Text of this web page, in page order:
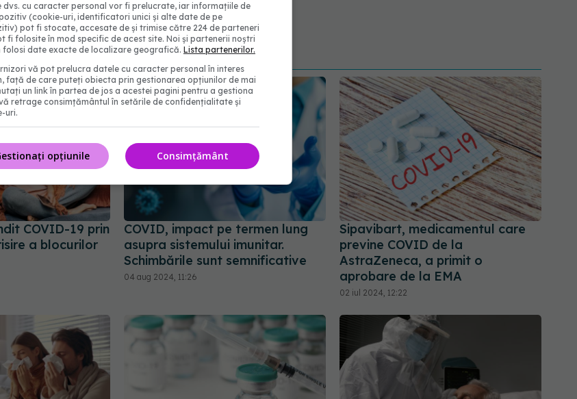
COVID-19 prin
a blocurilor
COVID, impact pe termen lung
asupra sistemului imunitar.
Schimbările sunt semnificative
04 aug 2024, 11:26
Sipavibart, medicamentul care
previne COVID de la
AstraZeneca, a primit o
aprobare de la EMA
02 iul 2024, 12:22
dvs. cu caracter personal vor fi prelucrate, iar informațiile de
(cookie-uri, identificatori unici și alte date de pe
pot fi stocate, accesate de și trimise către 224 de parteneri
fi folosite în mod specific de acest site. Noi și partenerii noștri
folosi date exacte de localizare geografică. Lista partenerilor.
vă pot prelucra datele cu caracter personal în interes
față de care puteți obiecta prin gestionarea opțiunilor de mai
un link în partea de jos a acestei pagini pentru a gestiona
retrage consimțământul în setările de confidențialitate și
uri.
Consimțământ
opțiunile